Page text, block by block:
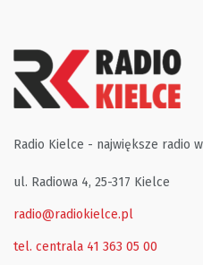
Radio Kielce - największe radio
ul. Radiowa 4, 25-317 Kielce
radio@radiokielce.pl
tel. centrala 41 363 05 00